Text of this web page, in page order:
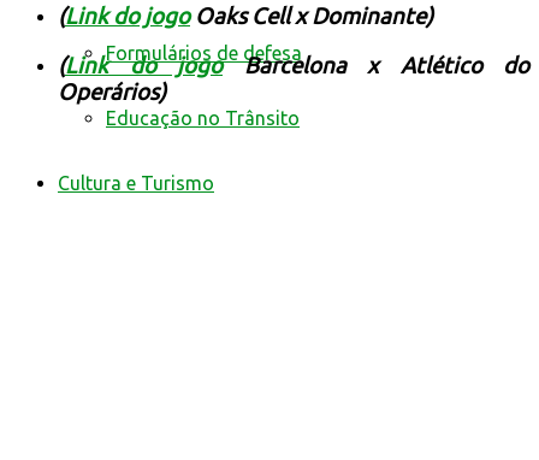
Formulários de defesa
Educação no Trânsito
Cultura e Turismo
(Link do jogoOaks Cell x Dominante)
(Link do jogoBarcelona x Atlético do
Operários)